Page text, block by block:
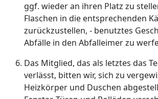
ggf. wieder an ihren Platz zu
Flaschen in die entsprechenden
zurückzustellen, - benutztes
Abfälle in den Abfalleimer zu
Das Mitglied, das als letztes das
verlässt, bitten wir, sich zu
Heizkörper und Duschen